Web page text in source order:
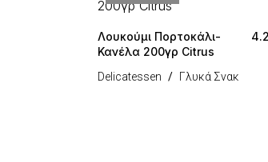
Λουκούμι Πορτοκάλι-
Κανέλα 200γρ Citrus
Delicatessen Γλυκά Σνακ